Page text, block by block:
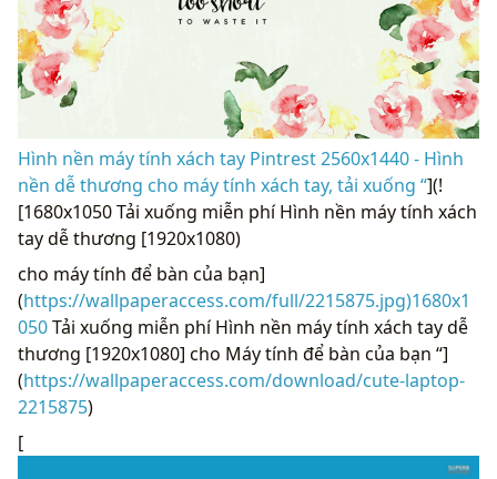
Hình nền máy tính xách tay Pintrest 2560x1440 - Hình
nền dễ thương cho máy tính xách tay, tải xuống “](!
[1680x1050 Tải xuống miễn phí Hình nền máy tính xách
tay dễ thương [1920x1080)
cho máy tính để bàn của bạn]
(https://wallpaperaccess.com/full/2215875.jpg)1680x1
050Tải xuống miễn phí Hình nền máy tính xách tay dễ
thương [1920x1080] cho Máy tính để bàn của bạn “]
(https://wallpaperaccess.com/download/cute-laptop-
2215875)
[